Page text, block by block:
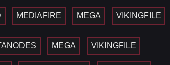
MEDIAFIRE MEGA VIKINGFILE
MEGA VIKINGFILE